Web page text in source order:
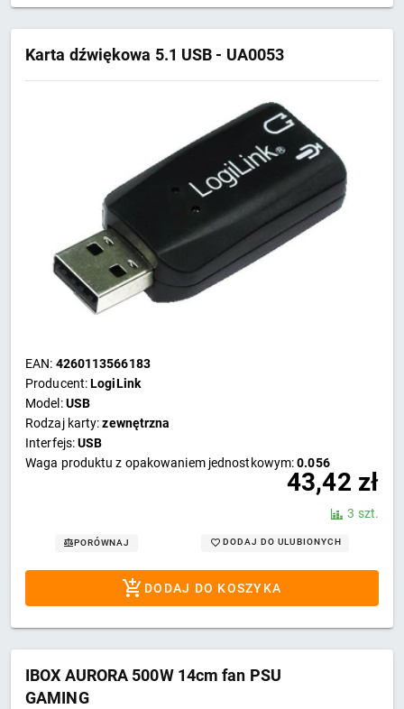
Karta dźwiękowa 5.1 USB - UA0053
EAN: 4260113566183
Producent:LogiLink
Model:USB
Rodzaj karty:zewnętrzna
Interfejs:USB
Waga produktu z opakowaniem jednostkowym:0.056
43,42 zł
3 szt.
PORÓWNAJ DODAJ DO ULUBIONYCH
DODAJ DO KOSZYKA
IBOX AURORA 500W 14cm fan PSU
GAMING